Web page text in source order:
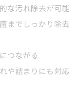
な汚れ除去が可能
までしっかり除去
つながる
や詰まりにも対応